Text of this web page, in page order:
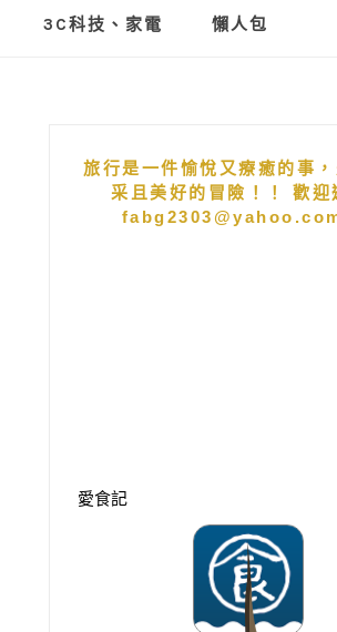
3C科技、家電 懶人包
旅行是一件愉悅又療癒的事
采且美好的冒險！！ 歡迎
愛食記